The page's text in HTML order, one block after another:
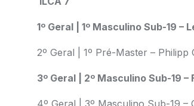
1º Geral | 1º Masculino Sub-19
2º Geral | 1º Pré-Master – Philipp
3º Geral | 2º Masculino Sub-19
4º Geral | 3º Masculino Sub-19 –